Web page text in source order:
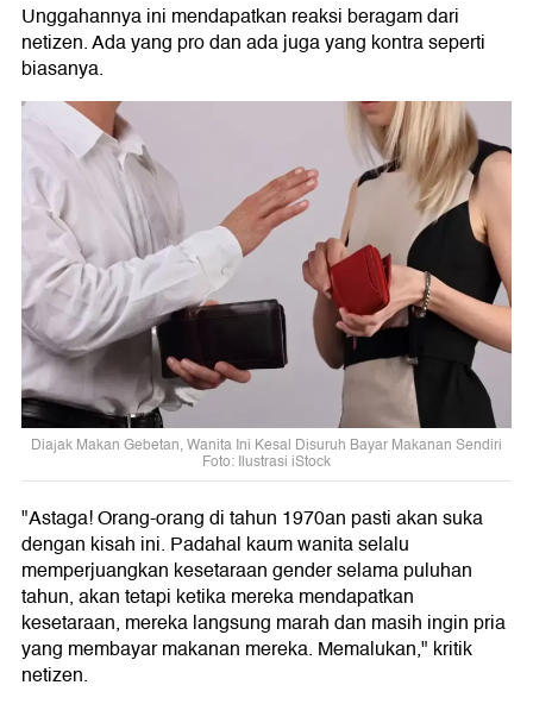
Unggahannya ini mendapatkan reaksi beragam dari
netizen. Ada yang pro dan ada juga yang kontra seperti
biasanya.
Diajak Makan Gebetan, Wanita Ini Kesal Disuruh Bayar Makanan Sendiri
Foto: Ilustrasi iStock
"Astaga! Orang-orang di tahun 1970an pasti akan suka
dengan kisah ini. Padahal kaum wanita selalu
memperjuangkan kesetaraan gender selama puluhan
tahun, akan tetapi ketika mereka mendapatkan
kesetaraan, mereka langsung marah dan masih ingin pria
yang membayar makanan mereka. Memalukan," kritik
netizen.